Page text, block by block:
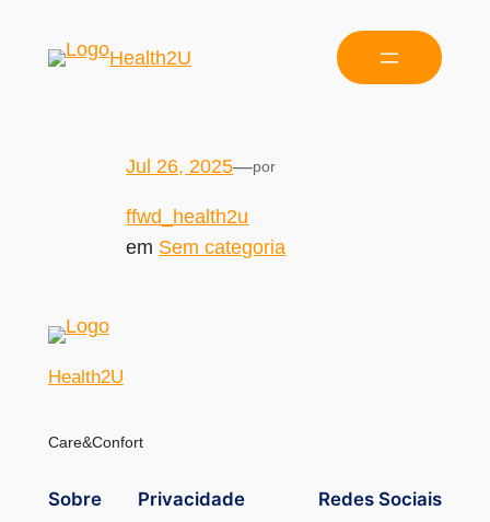
Health2U
Jul 26, 2025—por
ffwd_health2u
em Sem categoria
Health2U
Care&Confort
Sobre Privacidade Redes Sociais